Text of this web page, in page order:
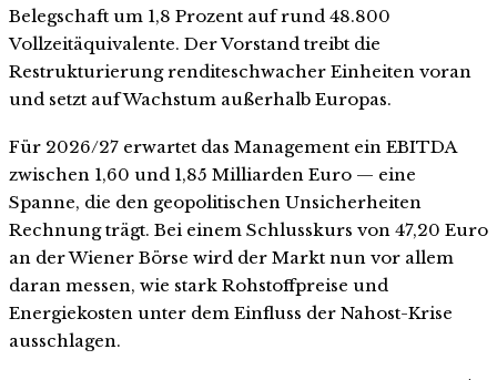
Belegschaft um 1,8 Prozent auf rund 48.800
Vollzeitäquivalente. Der Vorstand treibt die
Restrukturierung renditeschwacher Einheiten voran
und setzt auf Wachstum außerhalb Europas.
Für 2026/27 erwartet das Management ein EBITDA
zwischen 1,60 und 1,85 Milliarden Euro — eine
Spanne, die den geopolitischen Unsicherheiten
Rechnung trägt. Bei einem Schlusskurs von 47,20 Euro
an der Wiener Börse wird der Markt nun vor allem
daran messen, wie stark Rohstoffpreise und
Energiekosten unter dem Einfluss der Nahost-Krise
ausschlagen.